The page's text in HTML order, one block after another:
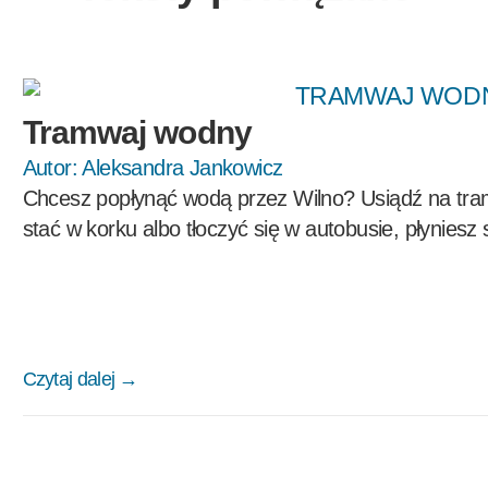
Tramwaj wodny
Autor: Aleksandra Jankowicz
Chcesz popłynąć wodą przez Wilno? Usiądź na
stać w korku albo tłoczyć się w autobusie,
Czytaj dalej →